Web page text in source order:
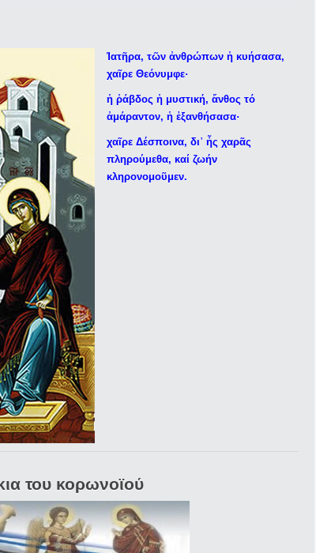
Ἰ ατῆρα, τῶν ἀνθρώπων ἡ κυήσασα,
χαῖρε Θεόνυμφε·
ἡ ῥάβδος ἡ μυστική, ἄνθος τό
ἀμάραντον, ἡ ἐξανθήσασα·
χαῖρε Δέσποινα, δι᾿ ἧς χαρᾶς
πληρούμεθα, καί ζωήν
κληρονομοῦμεν.
του κορωνοϊού